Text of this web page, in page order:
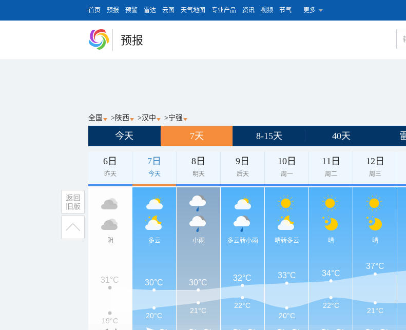
首页 预报 预警 雷达 云图 天气地图 专业产品 资讯 视频 节气 更多
预报
全国 > 陕西 >汉中 >宁强
今天 7天 8-15天 40天
6日
昨天
7日
今天
8日
明天
9日
后天
10日
周一
11日
周二
12日
周三
阴 多云 小雨 多云转小雨 晴转多云 晴 晴
31°C 30°C 30°C
32°C 33°C 34°C
37°C
19°C
20°C
21°C
22°C
20°C
22°C
21°C